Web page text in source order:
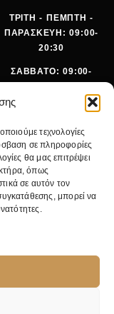
τεχνολογίες
σε πληροφορίες
θα μας επιτρέψει
όπως
σε αυτόν τον
μπορεί να
ΤΡΙΤΗ - ΠΕΜΠΤΗ -
ΠΑΡΑΣΚΕΥΗ: 09:00-
20:30
ΣΑΒΒΑΤΟ: 09:00-
ΩΝΟ:
642 9062
EMA
IL:
SALES@PANOI
KOS.GR
ΚΕΝΤΡΙΚ
Ο
ΚΑΤΑΣΤΗ
ΝΙΚ.
ΓΚΥΖΗ 24,